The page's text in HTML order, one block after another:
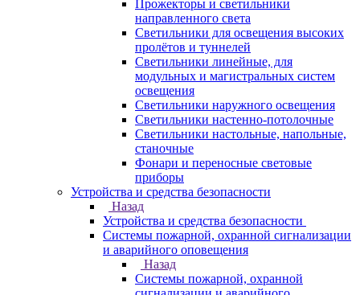
Прожекторы и светильники
направленного света
Светильники для освещения высоких
пролётов и туннелей
Светильники линейные, для
модульных и магистральных систем
освещения
Светильники наружного освещения
Светильники настенно-потолочные
Светильники настольные, напольные,
станочные
Фонари и переносные световые
приборы
Устройства и средства безопасности
Назад
Устройства и средства безопасности
Системы пожарной, охранной сигнализации
и аварийного оповещения
Назад
Системы пожарной, охранной